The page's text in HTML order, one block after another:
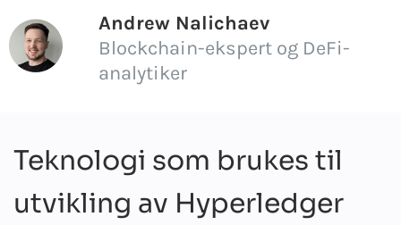
Andrew Nalichaev
Blockchain-ekspert og DeFi-
analytiker
Teknologi som brukes til
utvikling av Hyperledger